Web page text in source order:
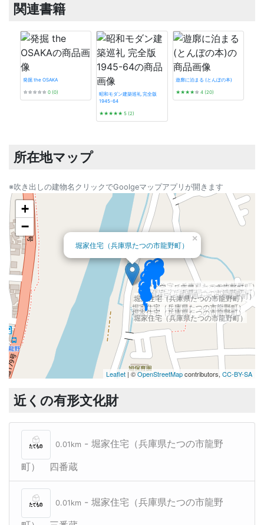
関連書籍
発掘 the OSAKA
☆☆☆☆☆ 0 (0)
昭和モダン建築巡礼 完全版
1945-64
★★★★★ 5 (2)
遊廓に泊まる (とんぼの本)
★★★★☆ 4 (20)
所在地マップ
※吹き出しの建物名クリックでGoolgeマップアプリが開きます
堀家住宅（兵庫県たつの市龍野町）
堀家住宅（兵庫県たつの市龍野町）
堀家住宅（兵庫県たつの市龍野町）
堀家住宅（兵庫県たつの市龍野町）
堀家住宅（兵庫県たつの市龍野町）
堀家住宅（兵庫県たつの市龍野町）
堀家住宅（兵庫県たつの市龍野町）
堀家住宅（兵庫県たつの市龍野町）
堀家住宅（兵庫県たつの市龍野町）
堀家住宅（兵庫県たつの市龍野町）
堀家住宅（兵庫県たつの市龍野町）
×
+
−
Leaflet | ©OpenStreetMapcontributors, CC-BY-SA
近くの有形文化財
0.01km - 堀家住宅（兵庫県たつの市龍野
町） 四番蔵
0.01km - 堀家住宅（兵庫県たつの市龍野